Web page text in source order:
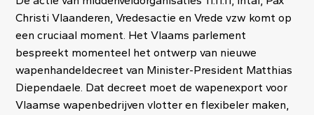
Christi Vlaanderen, Vredesactie en Vrede vzw komt op
een cruciaal moment. Het Vlaams parlement
bespreekt momenteel het ontwerp van nieuwe
wapenhandeldecreet van Minister-President Matthias
Diependaele. Dat decreet moet de wapenexport voor
Vlaamse wapenbedrijven vlotter en flexibeler maken,